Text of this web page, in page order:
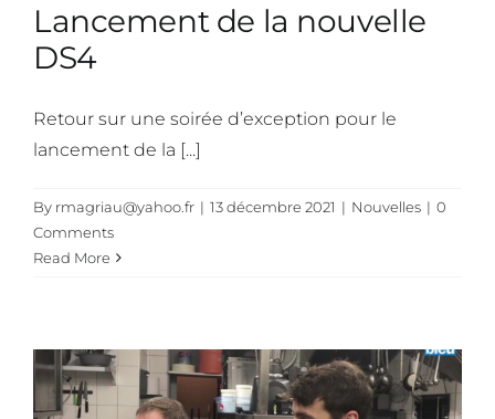
Lancement de la nouvelle
DS4
Retour sur une soirée d’exception pour le
lancement de la [...]
By rmagriau@yahoo.fr | 13 décembre 2021 | Nouvelles | 0
Comments
Read More